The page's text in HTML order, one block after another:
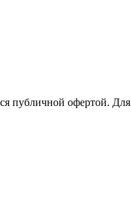
публичной офертой.